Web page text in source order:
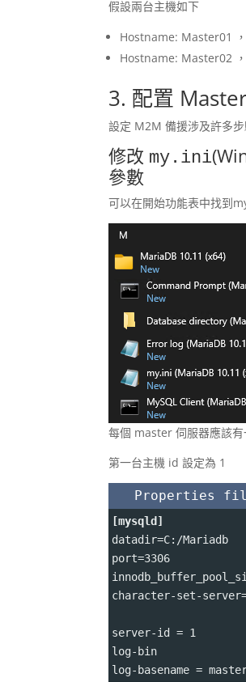
假設兩台主機如下
Hostname: Master01
Hostname: Master02
3. 配置
設定 M2M 備援涉及許多步
修改 my.ini
參數
可以在開始功能表中找到
每個 master 伺服器應該
第一台主機 id 設定為 1
Properties
[mysqld]
datadir=C: /Mariadb
port=3306
character-set-server
server-id = 1
log-bin
log-basename =